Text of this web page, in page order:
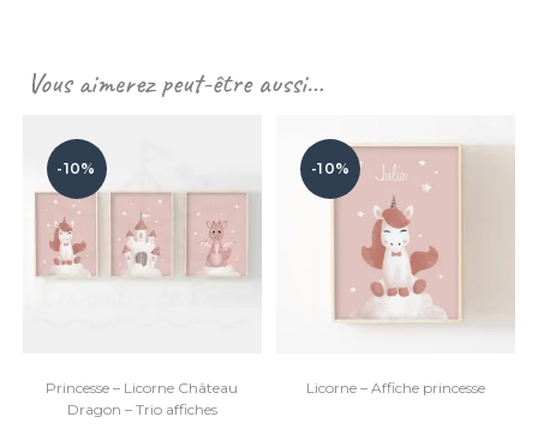
Vous aimerez peut-être aussi…
-10%
Princesse – Licorne Château
Dragon – Trio affiches
-10%
Licorne – Affiche princesse